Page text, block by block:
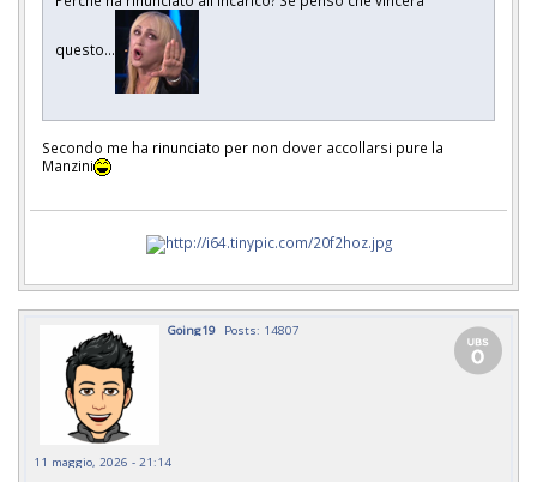
questo...
Secondo me ha rinunciato per non dover accollarsi pure la
Manzini
Going19 Posts: 14807
11 maggio, 2026 - 21:14